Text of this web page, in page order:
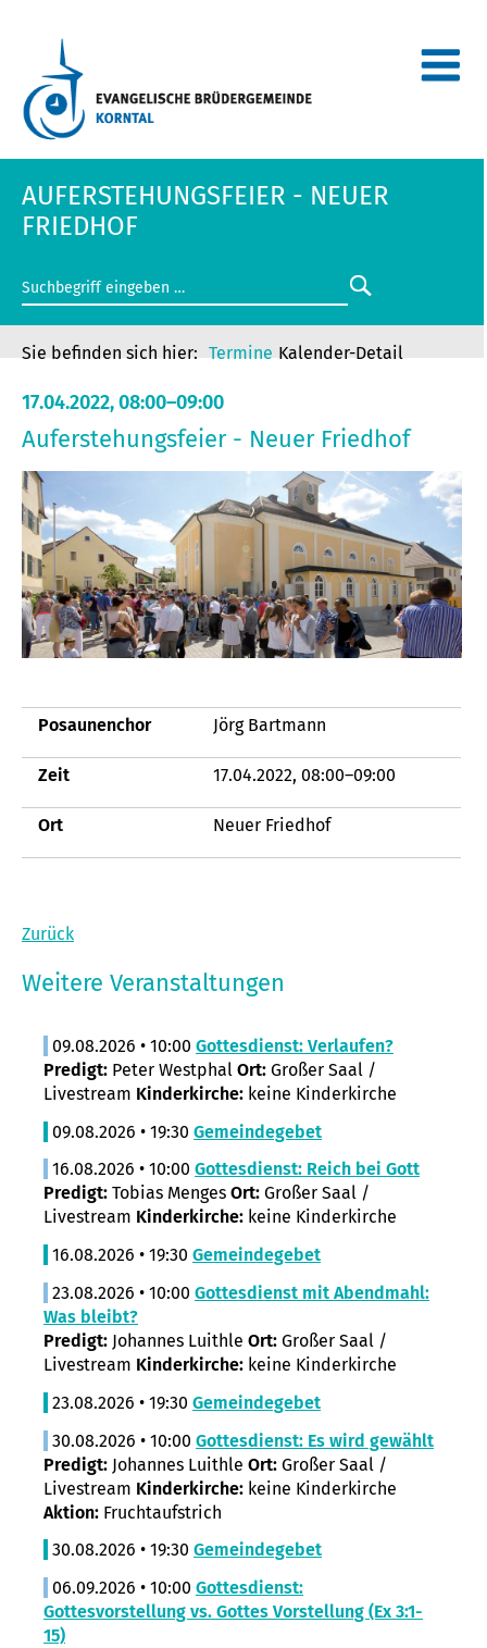
AUFERSTEHUNGSFEIER - NEUER
FRIEDHOF
Termine Kalender-Detail
17.04.2022, 08:00–09:00
Auferstehungsfeier - Neuer Friedhof
Posaunenchor Jörg Bartmann
Zeit 17.04.2022, 08:00–09:00
Ort Neuer Friedhof
Zurück
Weitere Veranstaltungen
09.08.2026 • 10:00 Gottesdienst: Verlaufen?
Predigt: Peter Westphal Ort: Großer Saal /
Livestream Kinderkirche: keine Kinderkirche
09.08.2026 • 19:30 Gemeindegebet
16.08.2026 • 10:00 Gottesdienst: Reich bei Gott
Predigt: Tobias Menges Ort: Großer Saal /
Livestream Kinderkirche: keine Kinderkirche
16.08.2026 • 19:30 Gemeindegebet
23.08.2026 • 10:00 Gottesdienst mit Abendmahl:
Was bleibt?
Predigt: Johannes Luithle Ort: Großer Saal /
Livestream Kinderkirche: keine Kinderkirche
23.08.2026 • 19:30 Gemeindegebet
30.08.2026 • 10:00 Gottesdienst: Es wird gewählt
Predigt: Johannes Luithle Ort: Großer Saal /
Livestream Kinderkirche: keine Kinderkirche
Aktion: Fruchtaufstrich
30.08.2026 • 19:30 Gemeindegebet
06.09.2026 • 10:00 Gottesdienst:
Gottesvorstellung vs. Gottes Vorstellung (Ex 3:1-
15)